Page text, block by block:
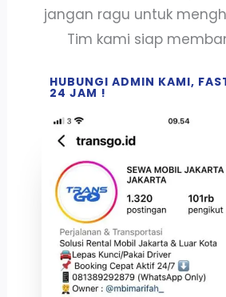
jangan ragu untuk
Tim kami siap
HUBUNGI ADMIN KAMI,
24 JAM !